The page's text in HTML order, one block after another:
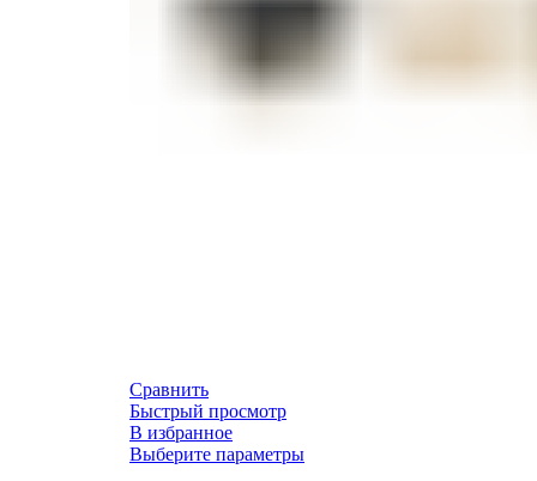
Сравнить
Быстрый просмотр
В избранное
Выберите параметры